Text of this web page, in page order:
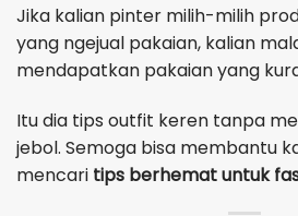
Jika kalian pinter milih-milih
yang ngejual pakaian, kalian
mendapatkan pakaian yang
Itu dia tips outfit keren tanpa
jebol. Semoga bisa membantu
mencari tips berhemat untuk